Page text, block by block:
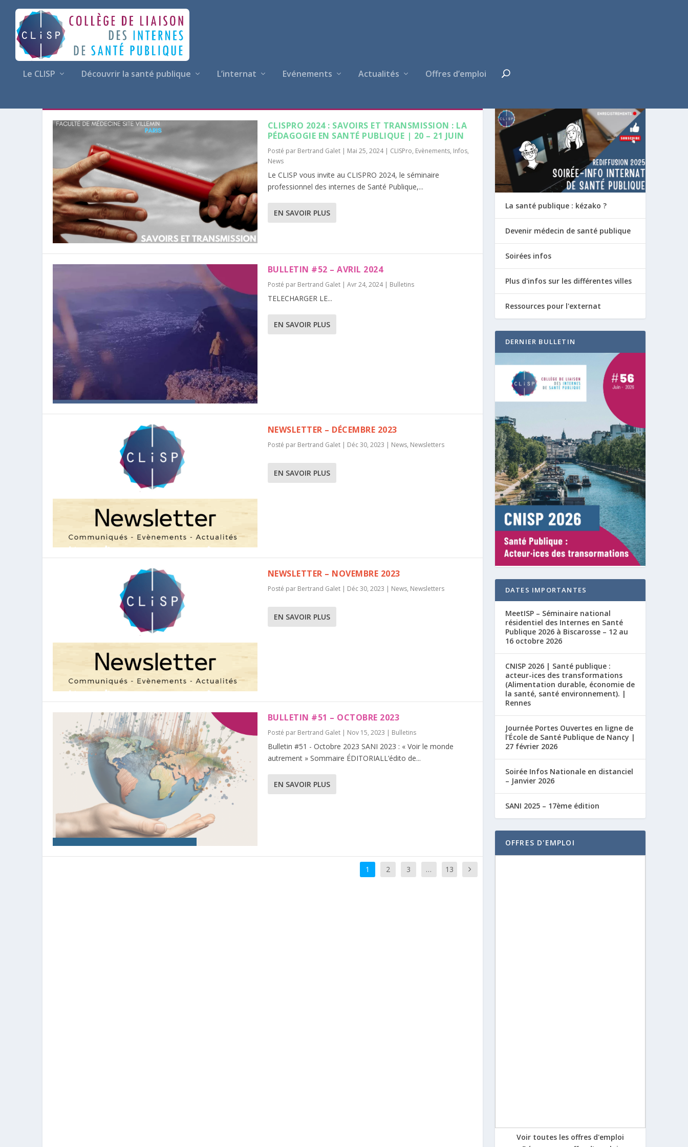
Le CLISP Découvrir la santé publique L’internat Evénements Actualités Offres d’emploi
CLISPRO 2024 : SAVOIRS ET TRANSMISSION : LA
PÉDAGOGIE EN SANTÉ PUBLIQUE | 20 – 21 JUIN
Posté par Bertrand Galet| Mai 25, 2024| CLISPro, Evènements, Infos,
News
Le CLISP vous invite au CLISPRO 2024, le séminaire
professionnel des internes de Santé Publique,...
EN SAVOIR PLUS
BULLETIN #52 – AVRIL 2024
Posté par Bertrand Galet| Avr 24, 2024| Bulletins
TELECHARGER LE...
EN SAVOIR PLUS
NEWSLETTER – DÉCEMBRE 2023
Posté par Bertrand Galet| Déc 30, 2023 | News, Newsletters
EN SAVOIR PLUS
NEWSLETTER – NOVEMBRE 2023
Posté par Bertrand Galet| Déc 30, 2023 | News, Newsletters
EN SAVOIR PLUS
BULLETIN #51 – OCTOBRE 2023
Posté par Bertrand Galet| Nov 15, 2023 | Bulletins
Bulletin #51 - Octobre 2023 SANI 2023 : « Voir le monde
autrement » Sommaire ÉDITORIALL’édito de...
EN SAVOIR PLUS
1 2 3 … 13
La santé publique : kézako ?
Devenir médecin de santé publique
Soirées infos
Plus d'infos sur les différentes villes
Ressources pour l'externat
DERNIER BULLETIN
DATES IMPORTANTES
MeetISP – Séminaire national
résidentiel des Internes en Santé
Publique 2026 à Biscarosse – 12 au
16 octobre 2026
CNISP 2026 | Santé publique :
acteur-ices des transformations
(Alimentation durable, économie de
la santé, santé environnement). |
Rennes
Journée Portes Ouvertes en ligne de
l’École de Santé Publique de Nancy |
27 février 2026
Soirée Infos Nationale en distanciel
– Janvier 2026
SANI 2025 – 17ème édition
OFFRES D'EMPLOI
Voir toutes les offres d'emploi